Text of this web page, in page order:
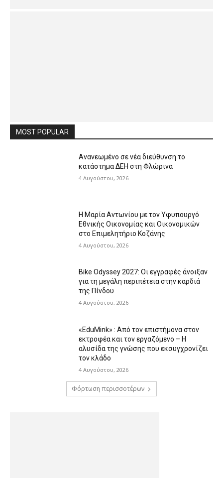
MOST POPULAR
Ανανεωμένο σε νέα διεύθυνση το
κατάστημα ΔΕΗ στη Φλώρινα
4 Αυγούστου, 2026
Η Μαρία Αντωνίου με τον Υφυπουργό
Εθνικής Οικονομίας και Οικονομικών
στο Επιμελητήριο Κοζάνης
4 Αυγούστου, 2026
Bike Odyssey 2027: Οι εγγραφές άνοιξαν
για τη μεγάλη περιπέτεια στην καρδιά
της Πίνδου
4 Αυγούστου, 2026
«EduMink» : Από τον επιστήμονα στον
εκτροφέα και τον εργαζόμενο – Η
αλυσίδα της γνώσης που εκσυγχρονίζει
τον κλάδο
4 Αυγούστου, 2026
Φόρτωση περισσοτέρων